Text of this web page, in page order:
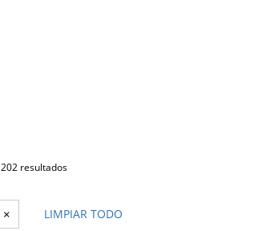
202 resultados
× LIMPIAR TODO